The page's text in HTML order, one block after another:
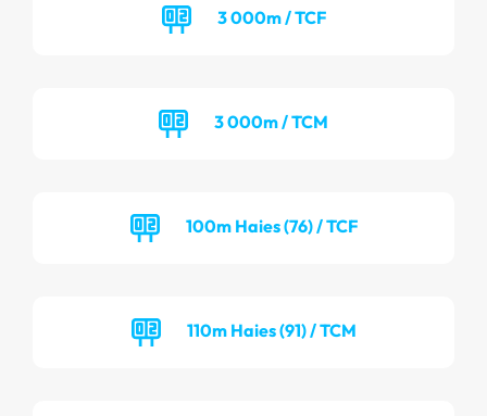
3 000m / TCF
3 000m / TCM
100m Haies (76) / TCF
110m Haies (91) / TCM